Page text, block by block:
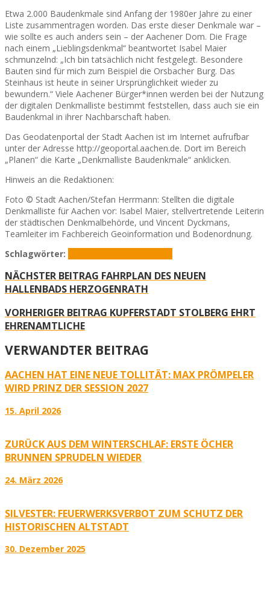
Etwa 2.000 Baudenkmale sind Anfang der 1980er Jahre zu einer
Liste zusammentragen worden. Das erste dieser Denkmale war –
wie sollte es auch anders sein – der Aachener Dom. Die Frage
nach einem „Lieblingsdenkmal“ beantwortet Isabel Maier
schmunzelnd: „Ich bin tatsächlich nicht festgelegt. Besondere
Bauten sind für mich zum Beispiel die Orsbacher Burg. Das
Steinhaus ist heute in seiner Ursprünglichkeit wieder zu
bewundern.“ Viele Aachener Bürger*innen werden bei der Nutzung
der digitalen Denkmalliste bestimmt feststellen, dass auch sie ein
Baudenkmal in ihrer Nachbarschaft haben.
Das Geodatenportal der Stadt Aachen ist im Internet aufrufbar
unter der Adresse http://geoportal.aachen.de. Dort im Bereich
„Planen“ die Karte „Denkmalliste Baudenkmale“ anklicken.
Hinweis an die Redaktionen:
Foto © Stadt Aachen/Stefan Herrmann: Stellten die digitale
Denkmalliste für Aachen vor: Isabel Maier, stellvertretende Leiterin
der städtischen Denkmalbehörde, und Vincent Dyckmans,
Teamleiter im Fachbereich Geoinformation und Bodenordnung.
Schlagwörter:
NÄCHSTER BEITRAG FAHRPLAN DES NEUEN
HALLENBADS HERZOGENRATH
VORHERIGER BEITRAG KUPFERSTADT STOLBERG EHRT
EHRENAMTLICHE
VERWANDTER BEITRAG
AACHEN HAT EINE NEUE TOLLITÄT: MAX PRÖMPELER
WIRD PRINZ DER SESSION 2027
15. April 2026
ZURÜCK AUS DEM WINTERSCHLAF: ERSTE ÖCHER
BRUNNEN SPRUDELN WIEDER
24. März 2026
SILVESTER: FEUERWERKSVERBOT ZUM SCHUTZ DER
HISTORISCHEN ALTSTADT
30. Dezember 2025